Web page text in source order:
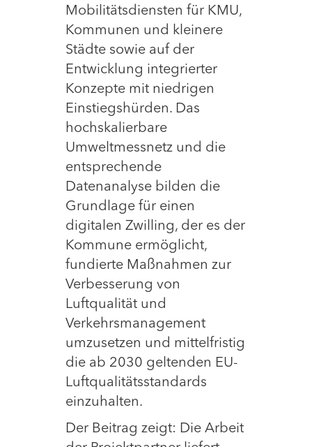
Mobilitätsdiensten für KMU,
Kommunen und kleinere
Städte sowie auf der
Entwicklung integrierter
Konzepte mit niedrigen
Einstiegshürden. Das
hochskalierbare
Umweltmessnetz und die
entsprechende
Datenanalyse bilden die
Grundlage für einen
digitalen Zwilling, der es der
Kommune ermöglicht,
fundierte Maßnahmen zur
Verbesserung von
Luftqualität und
Verkehrsmanagement
umzusetzen und mittelfristig
die ab 2030 geltenden EU-
Luftqualitätsstandards
einzuhalten.
Der Beitrag zeigt: Die Arbeit